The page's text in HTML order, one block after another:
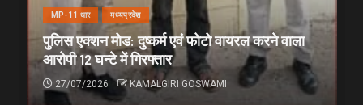
MP-11 धार मध्यप्रदेश
पुलिस एक्शन मोड: दुष्कर्म एवं फोटो वायरल करने वाला
आरोपी 12 घन्टे में गिरफ्तार
27/07/2026 KAMALGIRI GOSWAMI